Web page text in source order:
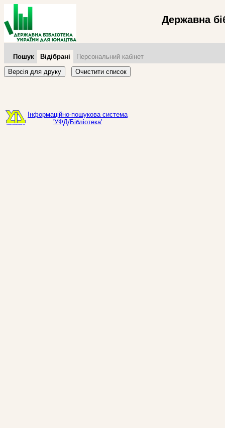
Державна
Пошук Відібрані
Персональний кабінет
Версія для друку
Очистити список
Інформаційно-пошукова система
'УФД/Бібліотека'